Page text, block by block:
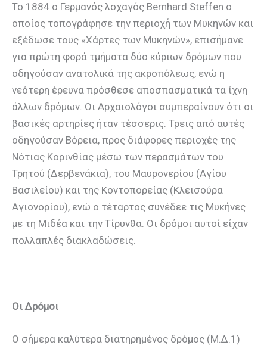
Το 1884 ο Γερμανός λοχαγός Bernhard Steffen ο
οποίος τοπογράφησε την περιοχή των Μυκηνών και
εξέδωσε τους «Χάρτες των Μυκηνών», επισήμανε
για πρώτη φορά τμήματα δύο κύριων δρόμων που
οδηγούσαν ανατολικά της ακροπόλεως, ενώ η
νεότερη έρευνα πρόσθεσε αποσπασματικά τα ίχνη
άλλων δρόμων. Οι Αρχαιολόγοι συμπεραίνουν ότι οι
βασικές αρτηρίες ήταν τέσσερις. Τρεις από αυτές
οδηγούσαν Βόρεια, προς διάφορες περιοχές της
Νότιας Κορινθίας μέσω των περασμάτων του
Τρητού (Δερβενάκια), του Μαυρονερίου (Αγίου
Βασιλείου) και της Κοντοπορείας (Κλεισούρα
Αγιονορίου), ενώ ο τέταρτος συνέδεε τις Mυκήνες
με τη Mιδέα και την Tίρυνθα. Οι δρόμοι αυτοί είχαν
πολλαπλές διακλαδώσεις.
Οι Δρόμοι
Ο σήμερα καλύτερα διατηρημένος δρόμος (Μ.Δ.1)